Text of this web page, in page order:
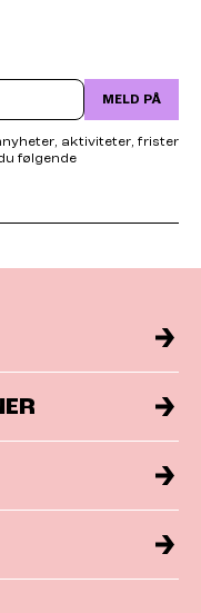
MELD PÅ
aktiviteter, frister
følgende